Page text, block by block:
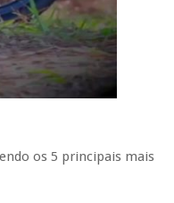
os 5 principais mais